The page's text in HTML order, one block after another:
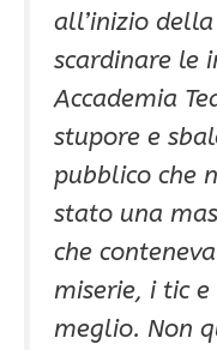
all’inizio
scardinare le
Accademia
stupore e
pubblico che
stato una
che
miserie, i tic
meglio. Non